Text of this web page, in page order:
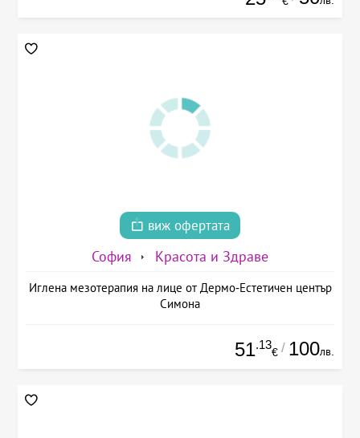
виж офертата
София Красота и Здраве
Иглена мезотерапия на лице от Дермо-Естетичен център
Симона
51.13
€ / 100лв.